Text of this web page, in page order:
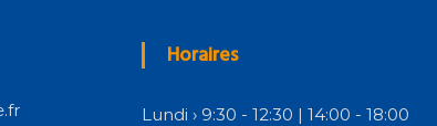
Horaires
Lundi › 9:30 - 12:30 | 14:00 - 18:00